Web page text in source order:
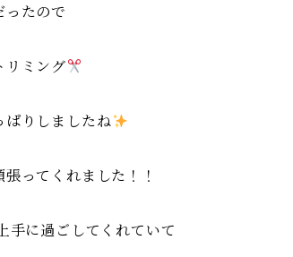
ったので
リミング
ぱりしましたね
ってくれました！！
に過ごしてくれていて